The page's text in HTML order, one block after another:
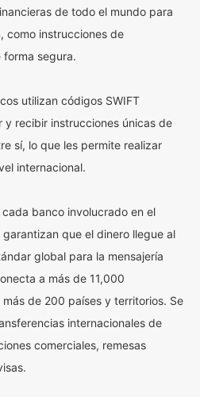
de todo el mundo para
como instrucciones de
segura.
utilizan códigos SWIFT
recibir instrucciones únicas de
sí, lo que les permite realizar
internacional.
banco involucrado en el
que el dinero llegue al
global para la mensajería
a más de 11,000
de 200 países y territorios. Se
internacionales de
comerciales, remesas